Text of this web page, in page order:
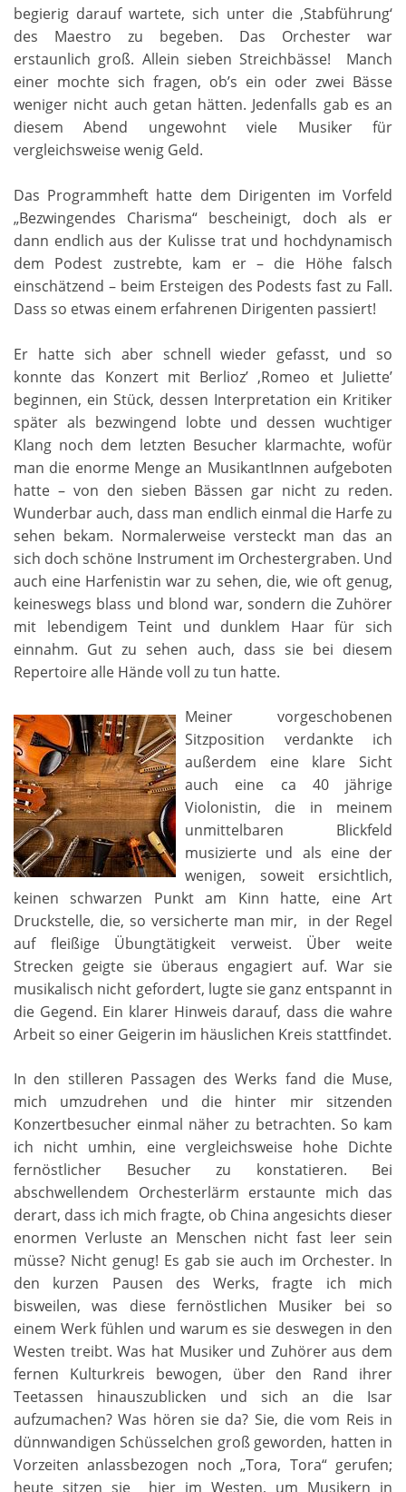
begierig darauf wartete, sich unter die ‚Stabführung‘
des Maestro zu begeben. Das Orchester war
erstaunlich groß. Allein sieben Streichbässe! Manch
einer mochte sich fragen, ob’s ein oder zwei Bässe
weniger nicht auch getan hätten. Jedenfalls gab es an
diesem Abend ungewohnt viele Musiker für
vergleichsweise wenig Geld.
Das Programmheft hatte dem Dirigenten im Vorfeld
„Bezwingendes Charisma“ bescheinigt, doch als er
dann endlich aus der Kulisse trat und hochdynamisch
dem Podest zustrebte, kam er – die Höhe falsch
einschätzend – beim Ersteigen des Podests fast zu Fall.
Dass so etwas einem erfahrenen Dirigenten passiert!
Er hatte sich aber schnell wieder gefasst, und so
konnte das Konzert mit Berlioz’ ‚Romeo et Juliette’
beginnen, ein Stück, dessen Interpretation ein Kritiker
später als bezwingend lobte und dessen wuchtiger
Klang noch dem letzten Besucher klarmachte, wofür
man die enorme Menge an MusikantInnen aufgeboten
hatte – von den sieben Bässen gar nicht zu reden.
Wunderbar auch, dass man endlich einmal die Harfe zu
sehen bekam. Normalerweise versteckt man das an
sich doch schöne Instrument im Orchestergraben. Und
auch eine Harfenistin war zu sehen, die, wie oft genug,
keineswegs blass und blond war, sondern die Zuhörer
mit lebendigem Teint und dunklem Haar für sich
einnahm. Gut zu sehen auch, dass sie bei diesem
Repertoire alle Hände voll zu tun hatte.
Meiner vorgeschobenen
Sitzposition verdankte ich
außerdem eine klare Sicht
auch eine ca 40 jährige
Violonistin, die in meinem
unmittelbaren Blickfeld
musizierte und als eine der
wenigen, soweit ersichtlich,
keinen schwarzen Punkt am Kinn hatte, eine Art
Druckstelle, die, so versicherte man mir, in der Regel
auf fleißige Übungtätigkeit verweist. Über weite
Strecken geigte sie überaus engagiert auf. War sie
musikalisch nicht gefordert, lugte sie ganz entspannt in
die Gegend. Ein klarer Hinweis darauf, dass die wahre
Arbeit so einer Geigerin im häuslichen Kreis stattfindet.
In den stilleren Passagen des Werks fand die Muse,
mich umzudrehen und die hinter mir sitzenden
Konzertbesucher einmal näher zu betrachten. So kam
ich nicht umhin, eine vergleichsweise hohe Dichte
fernöstlicher Besucher zu konstatieren. Bei
abschwellendem Orchesterlärm erstaunte mich das
derart, dass ich mich fragte, ob China angesichts dieser
enormen Verluste an Menschen nicht fast leer sein
müsse? Nicht genug! Es gab sie auch im Orchester. In
den kurzen Pausen des Werks, fragte ich mich
bisweilen, was diese fernöstlichen Musiker bei so
einem Werk fühlen und warum es sie deswegen in den
Westen treibt. Was hat Musiker und Zuhörer aus dem
fernen Kulturkreis bewogen, über den Rand ihrer
Teetassen hinauszublicken und sich an die Isar
aufzumachen? Was hören sie da? Sie, die vom Reis in
dünnwandigen Schüsselchen groß geworden, hatten in
Vorzeiten anlassbezogen noch „Tora, Tora“ gerufen;
heute sitzen sie hier im Westen, um Musikern in